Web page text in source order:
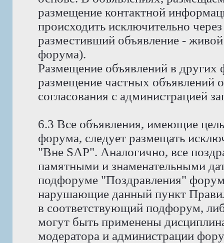
размещение контактной
происходить исключительно
разместивший объявление -
форума).
Размещение объявлений в
размещение частных объявлений
согласования с администрацией
6.3 Все объявления, имеющие
форума, следует размещать
"Вне SAP". Аналогично, все
памятными и знаменательными
подфоруме "Поздравления"
нарушающие данный пункт
в соответствующий подфорум,
могут быть применены
модератора и администрации